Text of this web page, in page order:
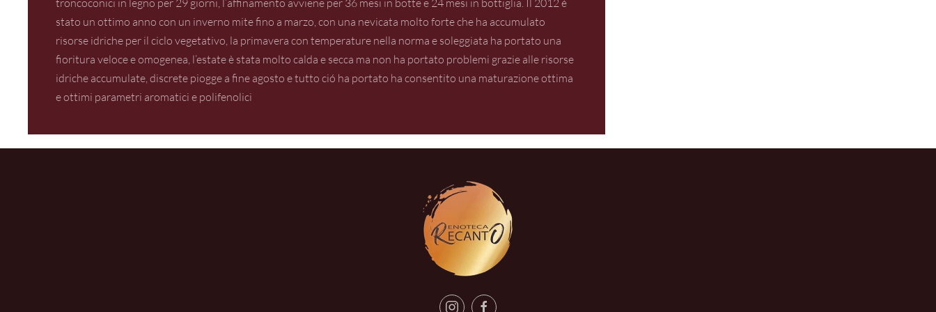
troncoconici in legno per 29 giorni, l’affinamento avviene per 36 mesi in botte e 24 mesi in bottiglia. Il 2012 è
stato un ottimo anno con un inverno mite fino a marzo, con una nevicata molto forte che ha accumulato
risorse idriche per il ciclo vegetativo, la primavera con temperature nella norma e soleggiata ha portato una
fioritura veloce e omogenea, l’estate è stata molto calda e secca ma non ha portato problemi grazie alle risorse
idriche accumulate, discrete piogge a fine agosto e tutto ció ha portato ha consentito una maturazione ottima
e ottimi parametri aromatici e polifenolici